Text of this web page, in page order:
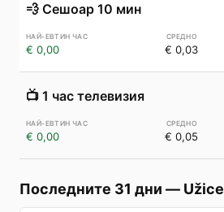
💨 Сешоар 10 мин
€ 0,00 € 0,03
📺 1 час телевизия
€ 0,00 € 0,05
Последните 31 дни — Užice